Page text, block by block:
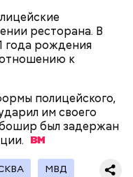
ресторана. В
года рождения
к
полицейского,
им своего
был задержан
МВД
неустойчивы,
опасно, —
года. После